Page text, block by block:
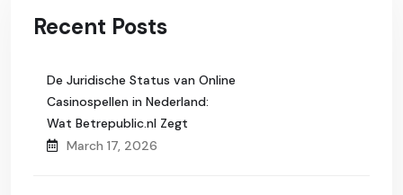
Recent Posts
De Juridische Status van Online
Casinospellen in Nederland:
Wat Betrepublic.nl Zegt
March 17, 2026